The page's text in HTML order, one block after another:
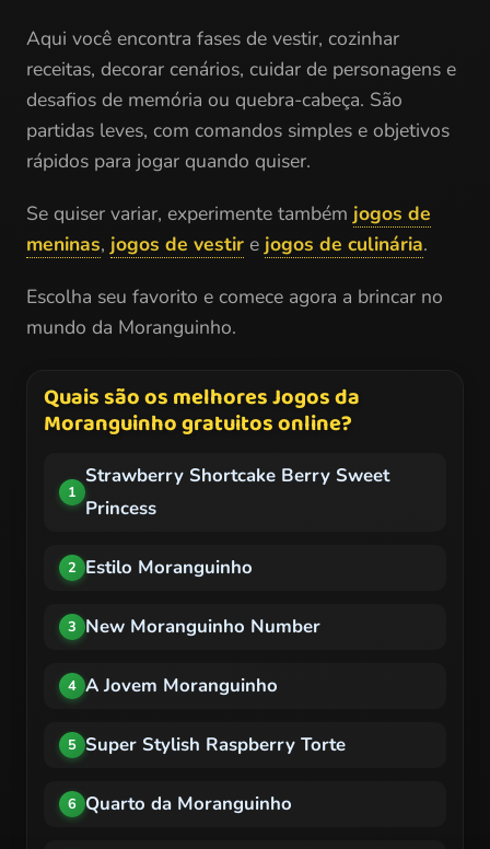
Aqui você encontra fases de vestir, cozinhar
receitas, decorar cenários, cuidar de personagens e
desafios de memória ou quebra-cabeça. São
partidas leves, com comandos simples e objetivos
rápidos para jogar quando quiser.
Se quiser variar, experimente também jogos de
meninas, jogos de vestir e jogos de culinária.
Escolha seu favorito e comece agora a brincar no
mundo da Moranguinho.
Quais são os melhores Jogos da
Moranguinho gratuitos online?
1
Strawberry Shortcake Berry Sweet
Princess
2 Estilo Moranguinho
3 New Moranguinho Number
4 A Jovem Moranguinho
5 Super Stylish Raspberry Torte
6 Quarto da Moranguinho